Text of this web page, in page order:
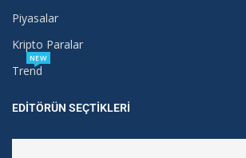
Piyasalar
Kripto Paralar
Trend
NEW
EDITÖRÜN SEÇTIKLERI